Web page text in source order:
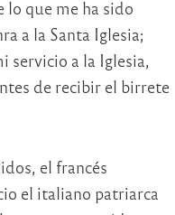
lo que me ha sido
a la Santa Iglesia;
servicio a la Iglesia,
de recibir el birrete
el francés
el italiano patriarca